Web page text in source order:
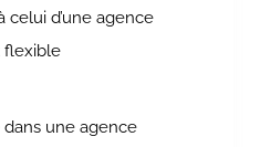
celui d’une agence
flexible
une agence